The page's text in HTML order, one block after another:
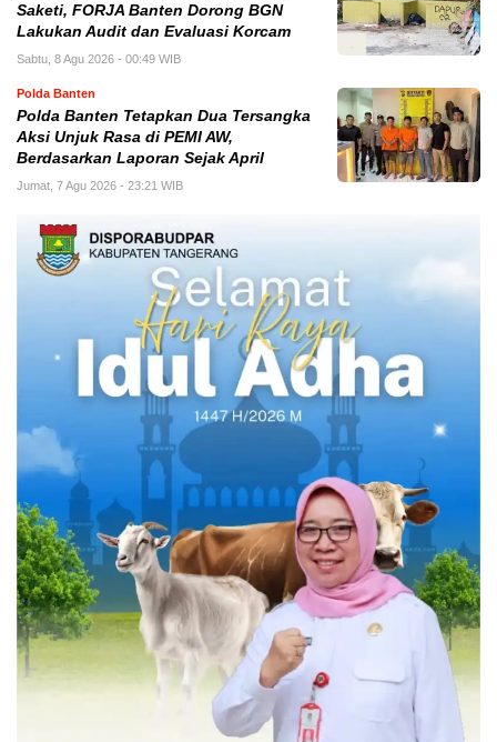
Saketi, FORJA Banten Dorong BGN
Lakukan Audit dan Evaluasi Korcam
Sabtu, 8 Agu 2026 - 00:49 WIB
Polda Banten
Polda Banten Tetapkan Dua Tersangka
Aksi Unjuk Rasa di PEMI AW,
Berdasarkan Laporan Sejak April
Jumat, 7 Agu 2026 - 23:21 WIB